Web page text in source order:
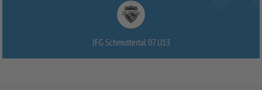
JFG Schmuttertal 07 U13